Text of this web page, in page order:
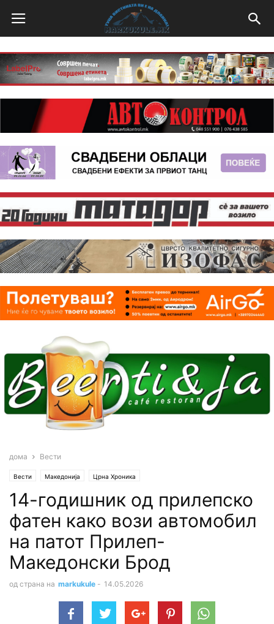
дома Вести
Вести Македонија Црна Хроника
14-годишник од прилепско
фатен како вози aвтомобил
на патот Прилеп-
Македонски Брод
од страна на markukule - 14.05.2026